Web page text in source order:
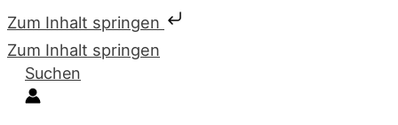
Zum Inhalt springen
Zum Inhalt springen
Suchen